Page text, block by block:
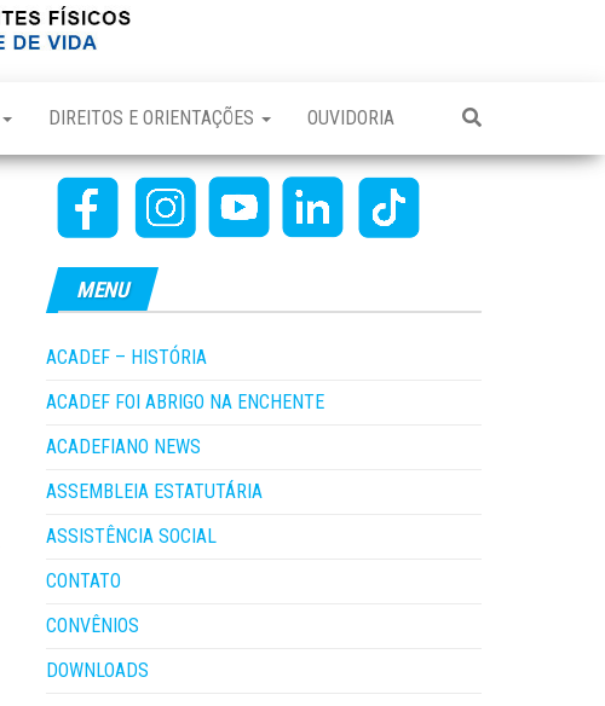
DIREITOS E ORIENTAÇÕES OUVIDORIA
MENU
ACADEF – HISTÓRIA
ACADEF FOI ABRIGO NA ENCHENTE
ACADEFIANO NEWS
ASSEMBLEIA ESTATUTÁRIA
ASSISTÊNCIA SOCIAL
CONTATO
CONVÊNIOS
DOWNLOADS